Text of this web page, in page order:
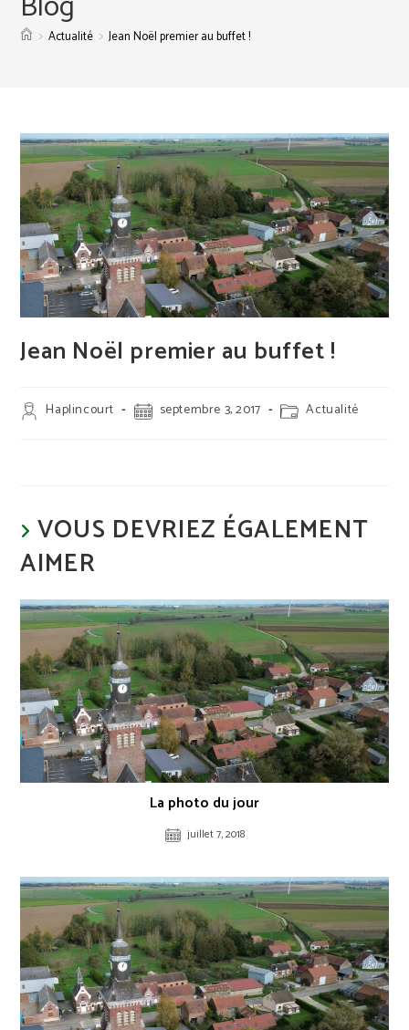
> Actualité > Jean Noël premier au buffet !
Jean Noël premier au buffet !
Auteur/autrice
de
Haplincourt
Publication
publiée :
septembre 3, 2017
Post Actualité
VOUS DEVRIEZ ÉGALEMENT
AIMER
La photo du jour
juillet 7, 2018